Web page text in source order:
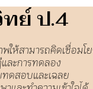
ย์ ป.4
ให้สามารถคิดเชื่อมโ
ละการทดลอง
ดสอบและเฉลย